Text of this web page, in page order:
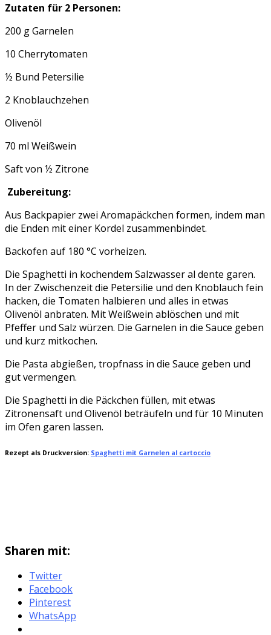
Zutaten für 2 Personen:
200 g Garnelen
10 Cherrytomaten
½ Bund Petersilie
2 Knoblauchzehen
Olivenöl
70 ml Weißwein
Saft von ½ Zitrone
Zubereitung:
Aus Backpapier zwei Aromapäckchen formen, indem man
die Enden mit einer Kordel zusammenbindet.
Backofen auf 180 °C vorheizen.
Die Spaghetti in kochendem Salzwasser al dente garen.
In der Zwischenzeit die Petersilie und den Knoblauch fein
hacken, die Tomaten halbieren und alles in etwas
Olivenöl anbraten. Mit Weißwein ablöschen und mit
Pfeffer und Salz würzen. Die Garnelen in die Sauce geben
und kurz mitkochen.
Die Pasta abgießen, tropfnass in die Sauce geben und
gut vermengen.
Die Spaghetti in die Päckchen füllen, mit etwas
Zitronensaft und Olivenöl beträufeln und für 10 Minuten
im Ofen garen lassen.
Rezept als Druckversion: Spaghetti mit Garnelen al cartoccio
Sharen mit:
Twitter
Facebook
Pinterest
WhatsApp